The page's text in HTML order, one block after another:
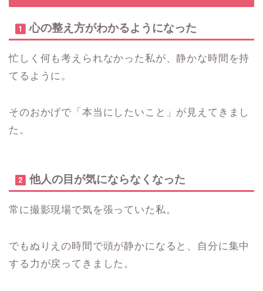
心の整え方がわかるようになった
忙しく何も考えられなかった私が、静かな時間を持
てるように。
そのおかげで「本当にしたいこと」が見えてきまし
た。
他人の目が気にならなくなった
常に撮影現場で気を張っていた私。
でもぬりえの時間で頭が静かになると、自分に集中
する力が戻ってきました。